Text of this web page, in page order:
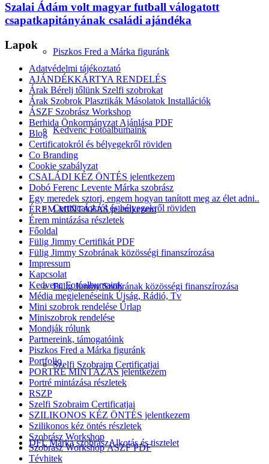
Piszkos Fred a Márka figuránk
Kedvenc Fotóalbumaink
Certificatokról és bélyegekről röviden
Fülig Jimmy Szobrának közösségi finanszírozása
Szelfi Szobraim Certificatjai
DFL Márka szobrászAlkotás és tisztelet
Szalai Ádám volt magyar futball válogatott
csapatkapitányának családi ajándéka
Lapok
Adatvédelmi tájékoztató
AJÁNDÉKKÁRTYA RENDELÉS
Árak Bérelj tőlünk Szelfi szobrokat
Árak Szobrok Plasztikák Másolatok Installációk
ÁSZF Szobrász Workshop
Berhida Önkormányzat Ajánlása PDF
Blog
Certificatokról és bélyegekről röviden
Co Branding
Cookie szabályzat
CSALÁDI KÉZ ÖNTÉS jelentkezem
Dobó Ferenc Levente Márka szobrász
Egy meredek sztori, engem hogyan tanított meg az élet adni..
ÉREM MINTÁZÁS jelentkezem
Érem mintázása részletek
Főoldal
Fülig Jimmy Certifikát PDF
Fülig Jimmy Szobrának közösségi finanszírozása
Impressum
Kapcsolat
Kedvenc Fotóalbumaink
Média megjelenéseink Újság, Rádió, Tv
Mini szobrok rendelése Űrlap
Miniszobrok rendelése
Mondják rólunk
Partnereink, támogatóink
Piszkos Fred a Márka figuránk
Portfolio
PORTRÉ MINTÁZÁS jelentkezem
Portré mintázása részletek
RSZP
Szelfi Szobraim Certificatjai
SZILIKONOS KÉZ ÖNTÉS jelentkezem
Szilikonos kéz öntés részletek
Szobrász Workshop
Szobrász Workshop ÁSZF PDF
Tévhitek